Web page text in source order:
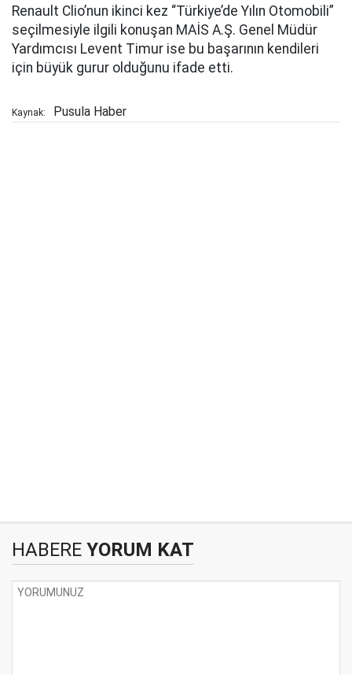
Renault Clio’nun ikinci kez “Türkiye’de Yılın Otomobili”
seçilmesiyle ilgili konuşan MAİS A.Ş. Genel Müdür
Yardımcısı Levent Timur ise bu başarının kendileri
için büyük gurur olduğunu ifade etti.
Kaynak: Pusula Haber
HABERE YORUM KAT